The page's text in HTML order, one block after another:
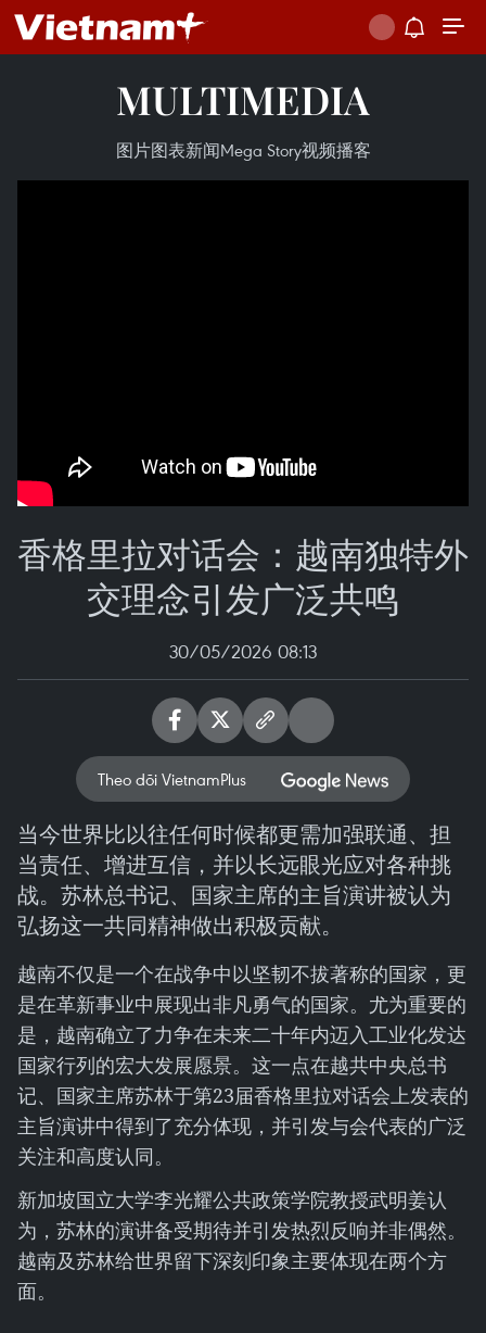
MULTIMEDIA
图片图表新闻Mega Story视频播客
香格里拉对话会：越南独特外
交理念引发广泛共鸣
30/05/2026 08:13
Theo dõi VietnamPlus
当今世界比以往任何时候都更需加强联通、担
当责任、增进互信，并以长远眼光应对各种挑
战。苏林总书记、国家主席的主旨演讲被认为
弘扬这一共同精神做出积极贡献。
越南不仅是一个在战争中以坚韧不拔著称的国家，更
是在革新事业中展现出非凡勇气的国家。尤为重要的
是，越南确立了力争在未来二十年内迈入工业化发达
国家行列的宏大发展愿景。这一点在越共中央总书
记、国家主席苏林于第23届香格里拉对话会上发表的
主旨演讲中得到了充分体现，并引发与会代表的广泛
关注和高度认同。
新加坡国立大学李光耀公共政策学院教授武明姜认
为，苏林的演讲备受期待并引发热烈反响并非偶然。
越南及苏林给世界留下深刻印象主要体现在两个方
面。